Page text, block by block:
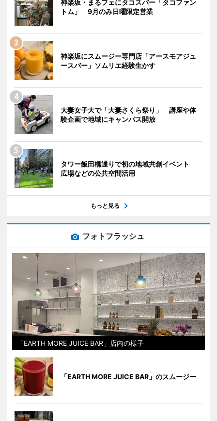
神楽坂・まるフェにタコスバー「タコファン
トム」 9月のみ日曜限定営業
神楽坂にスムージー専門店「アースモアジュ
ースバー」ソムリエ経験生かす
大妻女子大で「大妻さくら祭り」 講座や体
験企画で地域にキャンパス開放
タワー飯田橋通りで初の地域共創イベント
広場などの公共空間活用
もっと見る
フォトフラッシュ
「EARTH MORE JUICE BAR」店内の様子
「EARTH MORE JUICE BAR」のスムージー